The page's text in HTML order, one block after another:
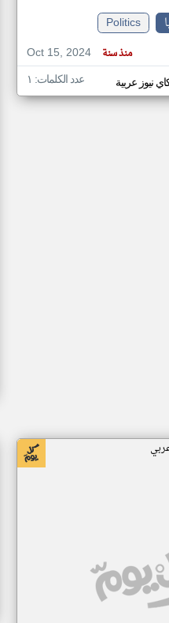
Politics
Oct 15, 2024
منذ سنة
نيوز عربية عدد الكلمات: ١